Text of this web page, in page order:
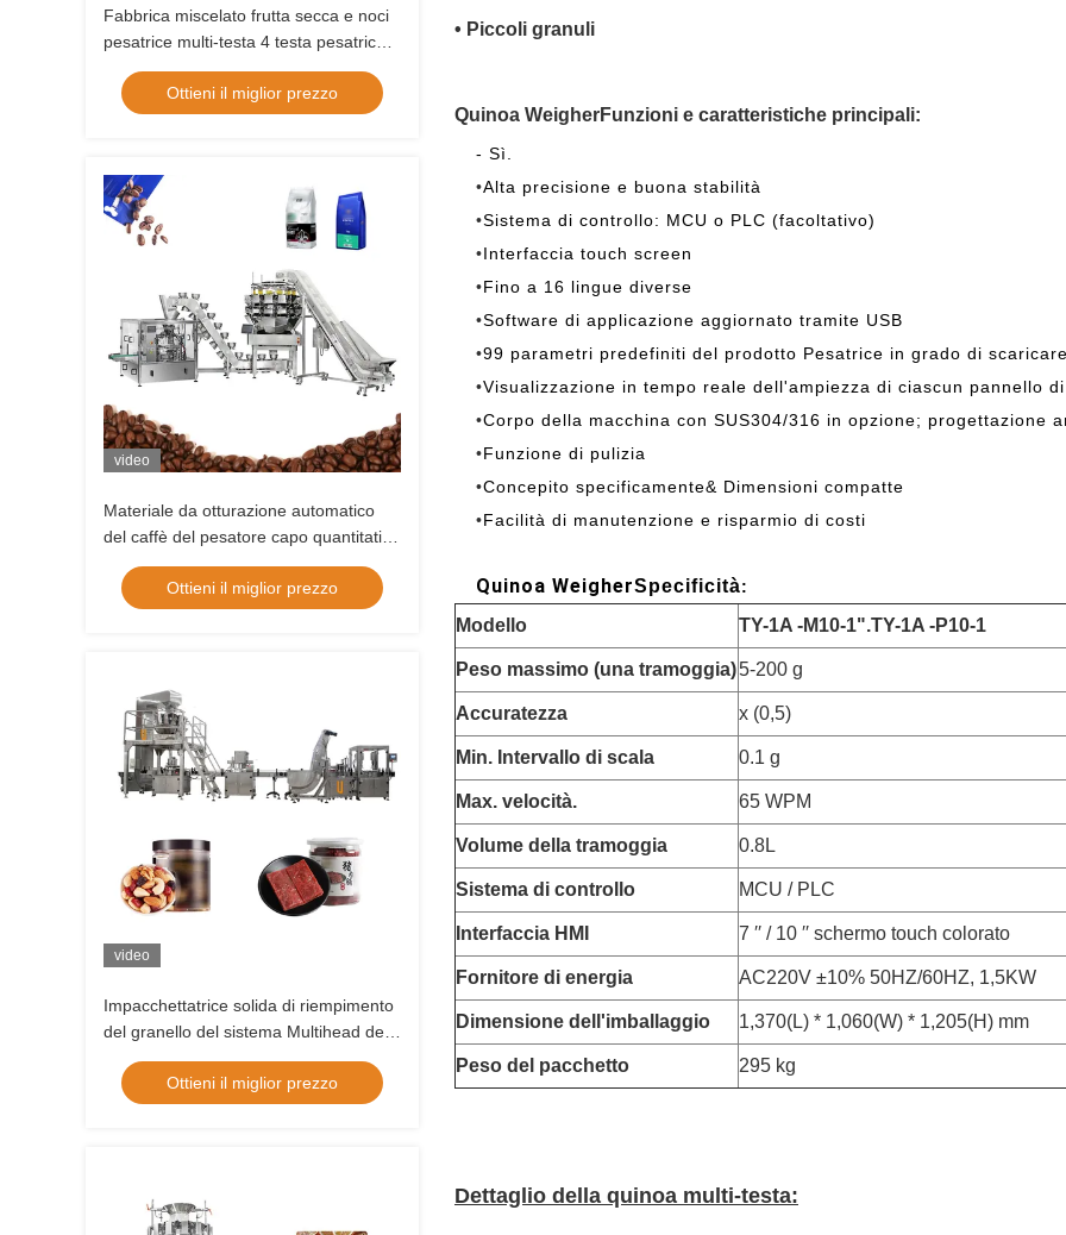
Fabbrica miscelato frutta secca e noci
pesatrice multi-testa 4 testa pesatrice
lineare Vffs confezionatore di sacchetti
a cerniera confezionatore di sacchetti
Ottieni il miglior prezzo
video
Materiale da otturazione automatico
del caffè del pesatore capo quantitativo
di Bean Bag Packing Machine With 14
MultiheadOttieni il miglior prezzo
video
Impacchettatrice solida di riempimento
del granello del sistema Multihead del
pesatore automatico dell'OEM
Ottieni il miglior prezzo
• Piccoli granuli
Quinoa WeigherFunzioni e caratteristiche principali:
- Sì.
•Alta precisione e buona stabilità
•Sistema di controllo: MCU o PLC (facoltativo)
•Interfaccia touch screen
•Fino a 16 lingue diverse
•Software di applicazione aggiornato tramite USB
•99 parametri predefiniti del prodotto Pesatrice in grado di scaricare
•Visualizzazione in tempo reale dell'ampiezza di ciascun pannello
•Corpo della macchina con SUS304/316 in opzione; progettazione
•Funzione di pulizia
•Concepito specificamente& Dimensioni compatte
•Facilità di manutenzione e risparmio di costi
Quinoa WeigherSpecificità:
Modello TY-1A -M10-1".TY-1A -P10-1
Peso massimo (una tramoggia)5-200 g
Accuratezza x (0,5)
Min. Intervallo di scala 0.1 g
Max. velocità. 65 WPM
Volume della tramoggia 0.8L
Sistema di controllo MCU / PLC
Interfaccia HMI 7 ′′ / 10 ′′ schermo touch colorato
Fornitore di energia AC220V ±10% 50HZ/60HZ, 1,5KW
Dimensione dell'imballaggio 1,370(L) * 1,060(W) * 1,205(H) mm
Peso del pacchetto 295 kg
Dettaglio della quinoa multi-testa: